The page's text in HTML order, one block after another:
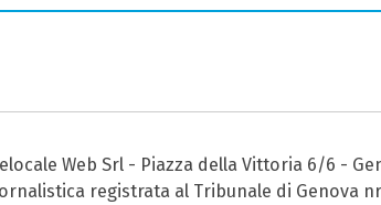
Web Srl - Piazza della Vittoria 6/6 -
registrata al Tribunale di Genova